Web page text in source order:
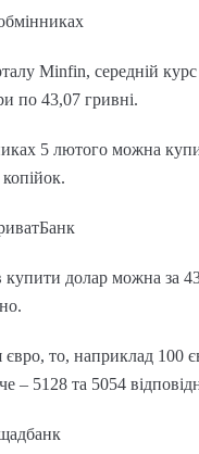
Minfin, середній
по 43,07 гривні.
5 лютого можна
купити долар можна за
то, наприклад 100
– 5128 та 5054